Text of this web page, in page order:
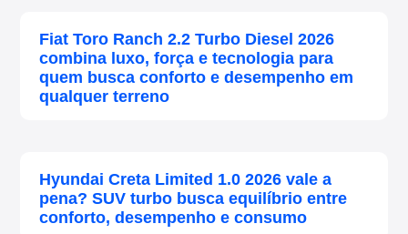
Fiat Toro Ranch 2.2 Turbo Diesel 2026
combina luxo, força e tecnologia para
quem busca conforto e desempenho em
qualquer terreno
Hyundai Creta Limited 1.0 2026 vale a
pena? SUV turbo busca equilíbrio entre
conforto, desempenho e consumo